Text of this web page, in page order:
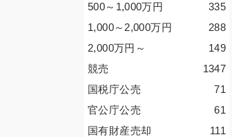
335
500～1,000万円
288
1,000～2,000万円
149
2,000万円 ～
1347
競売
71
国税庁公売
61
官公庁公売
111
国有財産売却